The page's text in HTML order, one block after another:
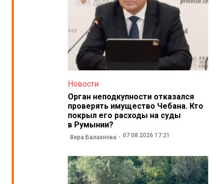
Новости
Орган неподкупности отказался
проверять имущество Чебана. Кто
покрыл его расходы на суды
в Румынии?
Вера Балахнова 07.08.2026 17:21